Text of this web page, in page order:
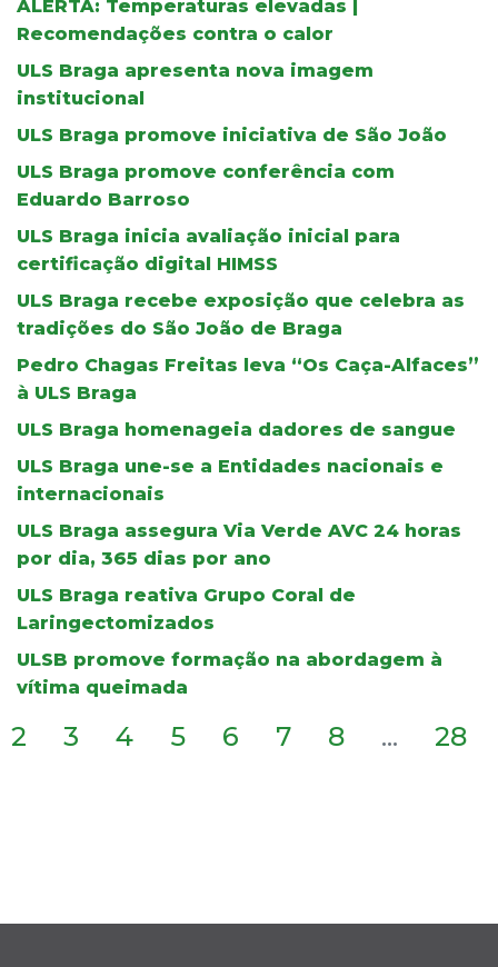
ALERTA: Temperaturas elevadas |
Recomendações contra o calor
ULS Braga apresenta nova imagem
institucional
ULS Braga promove iniciativa de São João
ULS Braga promove conferência com
Eduardo Barroso
ULS Braga inicia avaliação inicial para
certificação digital HIMSS
ULS Braga recebe exposição que celebra as
tradições do São João de Braga
Pedro Chagas Freitas leva “Os Caça-Alfaces”
à ULS Braga
ULS Braga homenageia dadores de sangue
ULS Braga une-se a Entidades nacionais e
internacionais
ULS Braga assegura Via Verde AVC 24 horas
por dia, 365 dias por ano
ULS Braga reativa Grupo Coral de
Laringectomizados
ULSB promove formação na abordagem à
vítima queimada
2 3 4 5 6 7 8 ... 28